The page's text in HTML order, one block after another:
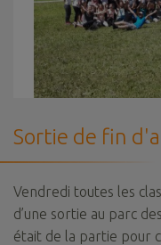
Sortie de fin
Vendredi toutes les
d’une sortie au parc
était de la partie pour